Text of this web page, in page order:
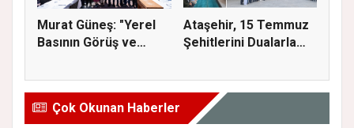
Murat Güneş: "Yerel
Basının Görüş ve
Ataşehir, 15 Temmuz
Şehitlerini Dualarla
Çok Okunan Haberler